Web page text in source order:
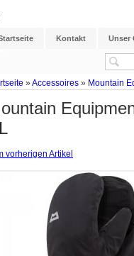
Kontakt Unser
» Accessoires » Mountain
vorherigen Artikel